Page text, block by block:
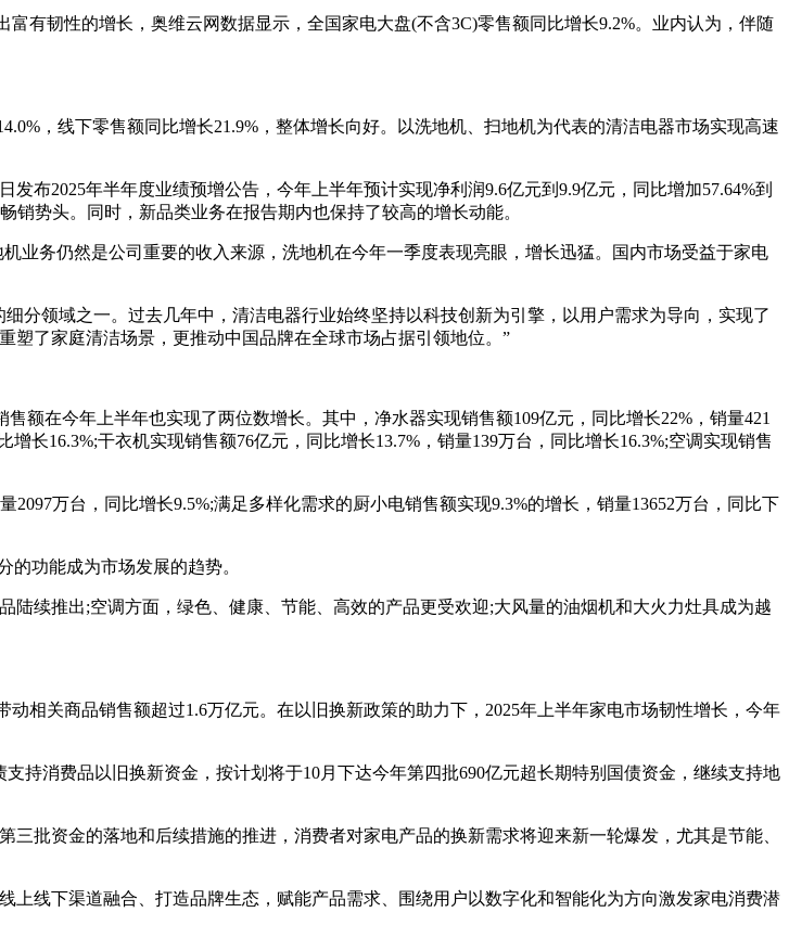
有韧性的增长，奥维云网数据显示，全国家电大盘(不含3C)零售额同比增长9.2%。业内认为，伴随
，线下零售额同比增长21.9%，整体增长向好。以洗地机、扫地机为代表的清洁电器市场实现高速
布2025年半年度业绩预增公告，今年上半年预计实现净利润9.6亿元到9.9亿元，同比增加57.64%到
销势头。同时，新品类业务在报告期内也保持了较高的增长动能。
业务仍然是公司重要的收入来源，洗地机在今年一季度表现亮眼，增长迅猛。国内市场受益于家电
分领域之一。过去几年中，清洁电器行业始终坚持以科技创新为引擎，以用户需求为导向，实现了
塑了家庭清洁场景，更推动中国品牌在全球市场占据引领地位。”
额在今年上半年也实现了两位数增长。其中，净水器实现销售额109亿元，同比增长22%，销量421
长16.3%;干衣机实现销售额76亿元，同比增长13.7%，销量139万台，同比增长16.3%;空调实现销售
万台，同比增长9.5%;满足多样化需求的厨小电销售额实现9.3%的增长，销量13652万台，同比下
的功能成为市场发展的趋势。
续推出;空调方面，绿色、健康、节能、高效的产品更受欢迎;大风量的油烟机和大火力灶具成为越
相关商品销售额超过1.6万亿元。在以旧换新政策的助力下，2025年上半年家电市场韧性增长，今年
持消费品以旧换新资金，按计划将于10月下达今年第四批690亿元超长期特别国债资金，继续支持地
批资金的落地和后续措施的推进，消费者对家电产品的换新需求将迎来新一轮爆发，尤其是节能、
线下渠道融合、打造品牌生态，赋能产品需求、围绕用户以数字化和智能化为方向激发家电消费潜